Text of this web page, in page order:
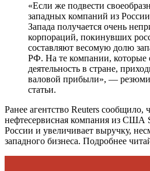
«Если же подвести
западных компаний из
Запада получается очень
корпораций, покинувших
составляют весомую долю
РФ. На те компании, которые
деятельность в стране,
валовой прибыли», —
статьи.
Ранее агентство Reuters
нефтесервисная компания из США
России и увеличивает выручку,
западного бизнеса. Подробнее